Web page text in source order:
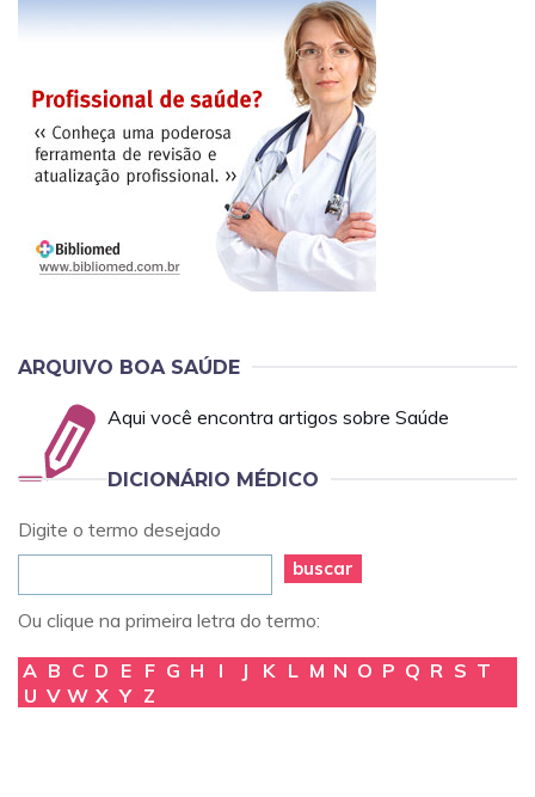
ARQUIVO BOA SAÚDE
Aqui você encontra artigos sobre Saúde
DICIONÁRIO MÉDICO
Digite o termo desejado
buscar
Ou clique na primeira letra do termo:
A B C D E F G H I J K L M N O P Q R S T
U V W X Y Z